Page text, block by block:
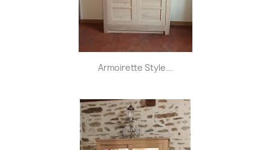
Armoirette Style...